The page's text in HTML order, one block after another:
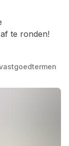
te ronden!